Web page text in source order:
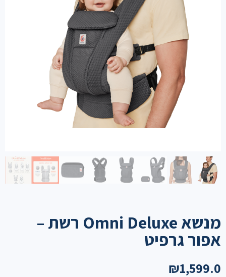
מנשא Omni Deluxe רשת –
אפור גרפיט
₪1,599.0